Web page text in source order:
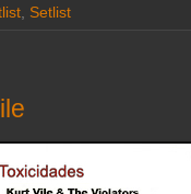
, Setlist